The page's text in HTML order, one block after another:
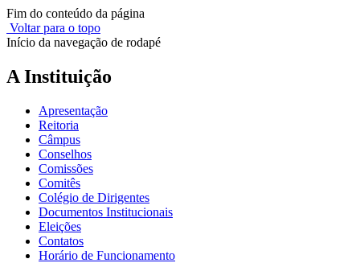
Fim do conteúdo da página
Voltar para o topo
Início da navegação de rodapé
A Instituição
Apresentação
Reitoria
Câmpus
Conselhos
Comissões
Comitês
Colégio de Dirigentes
Documentos Institucionais
Eleições
Contatos
Horário de Funcionamento